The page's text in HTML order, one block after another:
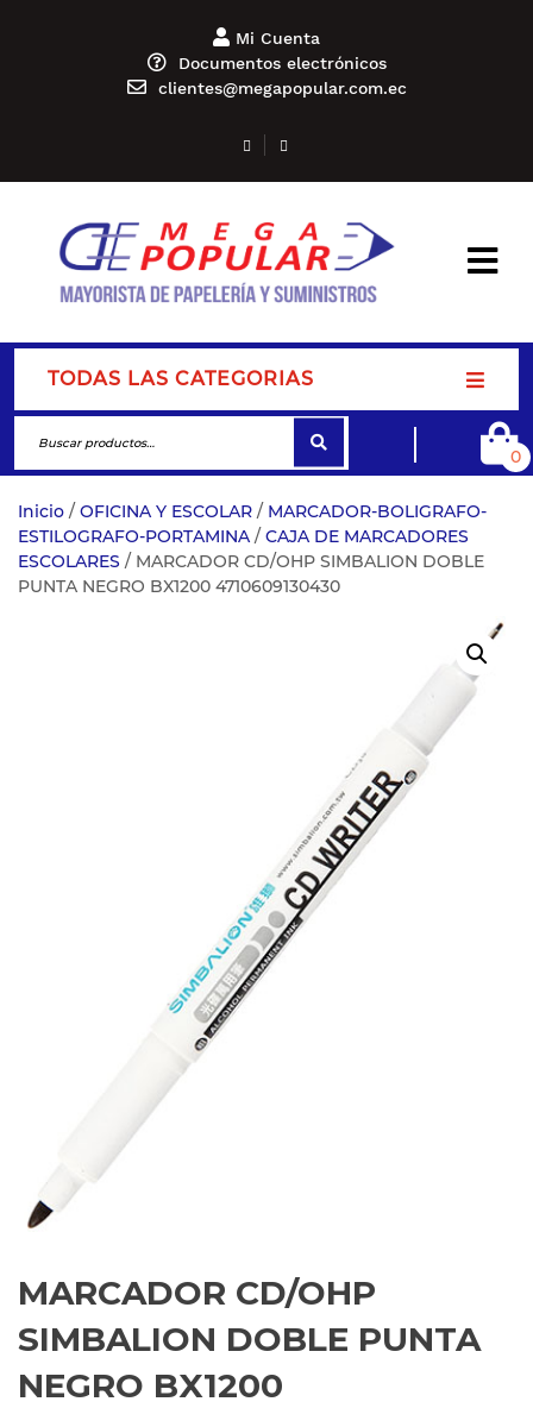
Mi Cuenta
Documentos electrónicos
clientes@megapopular.com.ec
TODAS LAS CATEGORIAS
0
Inicio / OFICINA Y ESCOLAR / MARCADOR-BOLIGRAFO-
ESTILOGRAFO-PORTAMINA / CAJA DE MARCADORES
ESCOLARES / MARCADOR CD/OHP SIMBALION DOBLE
PUNTA NEGRO BX1200 4710609130430
MARCADOR CD/OHP
SIMBALION DOBLE PUNTA
NEGRO BX1200